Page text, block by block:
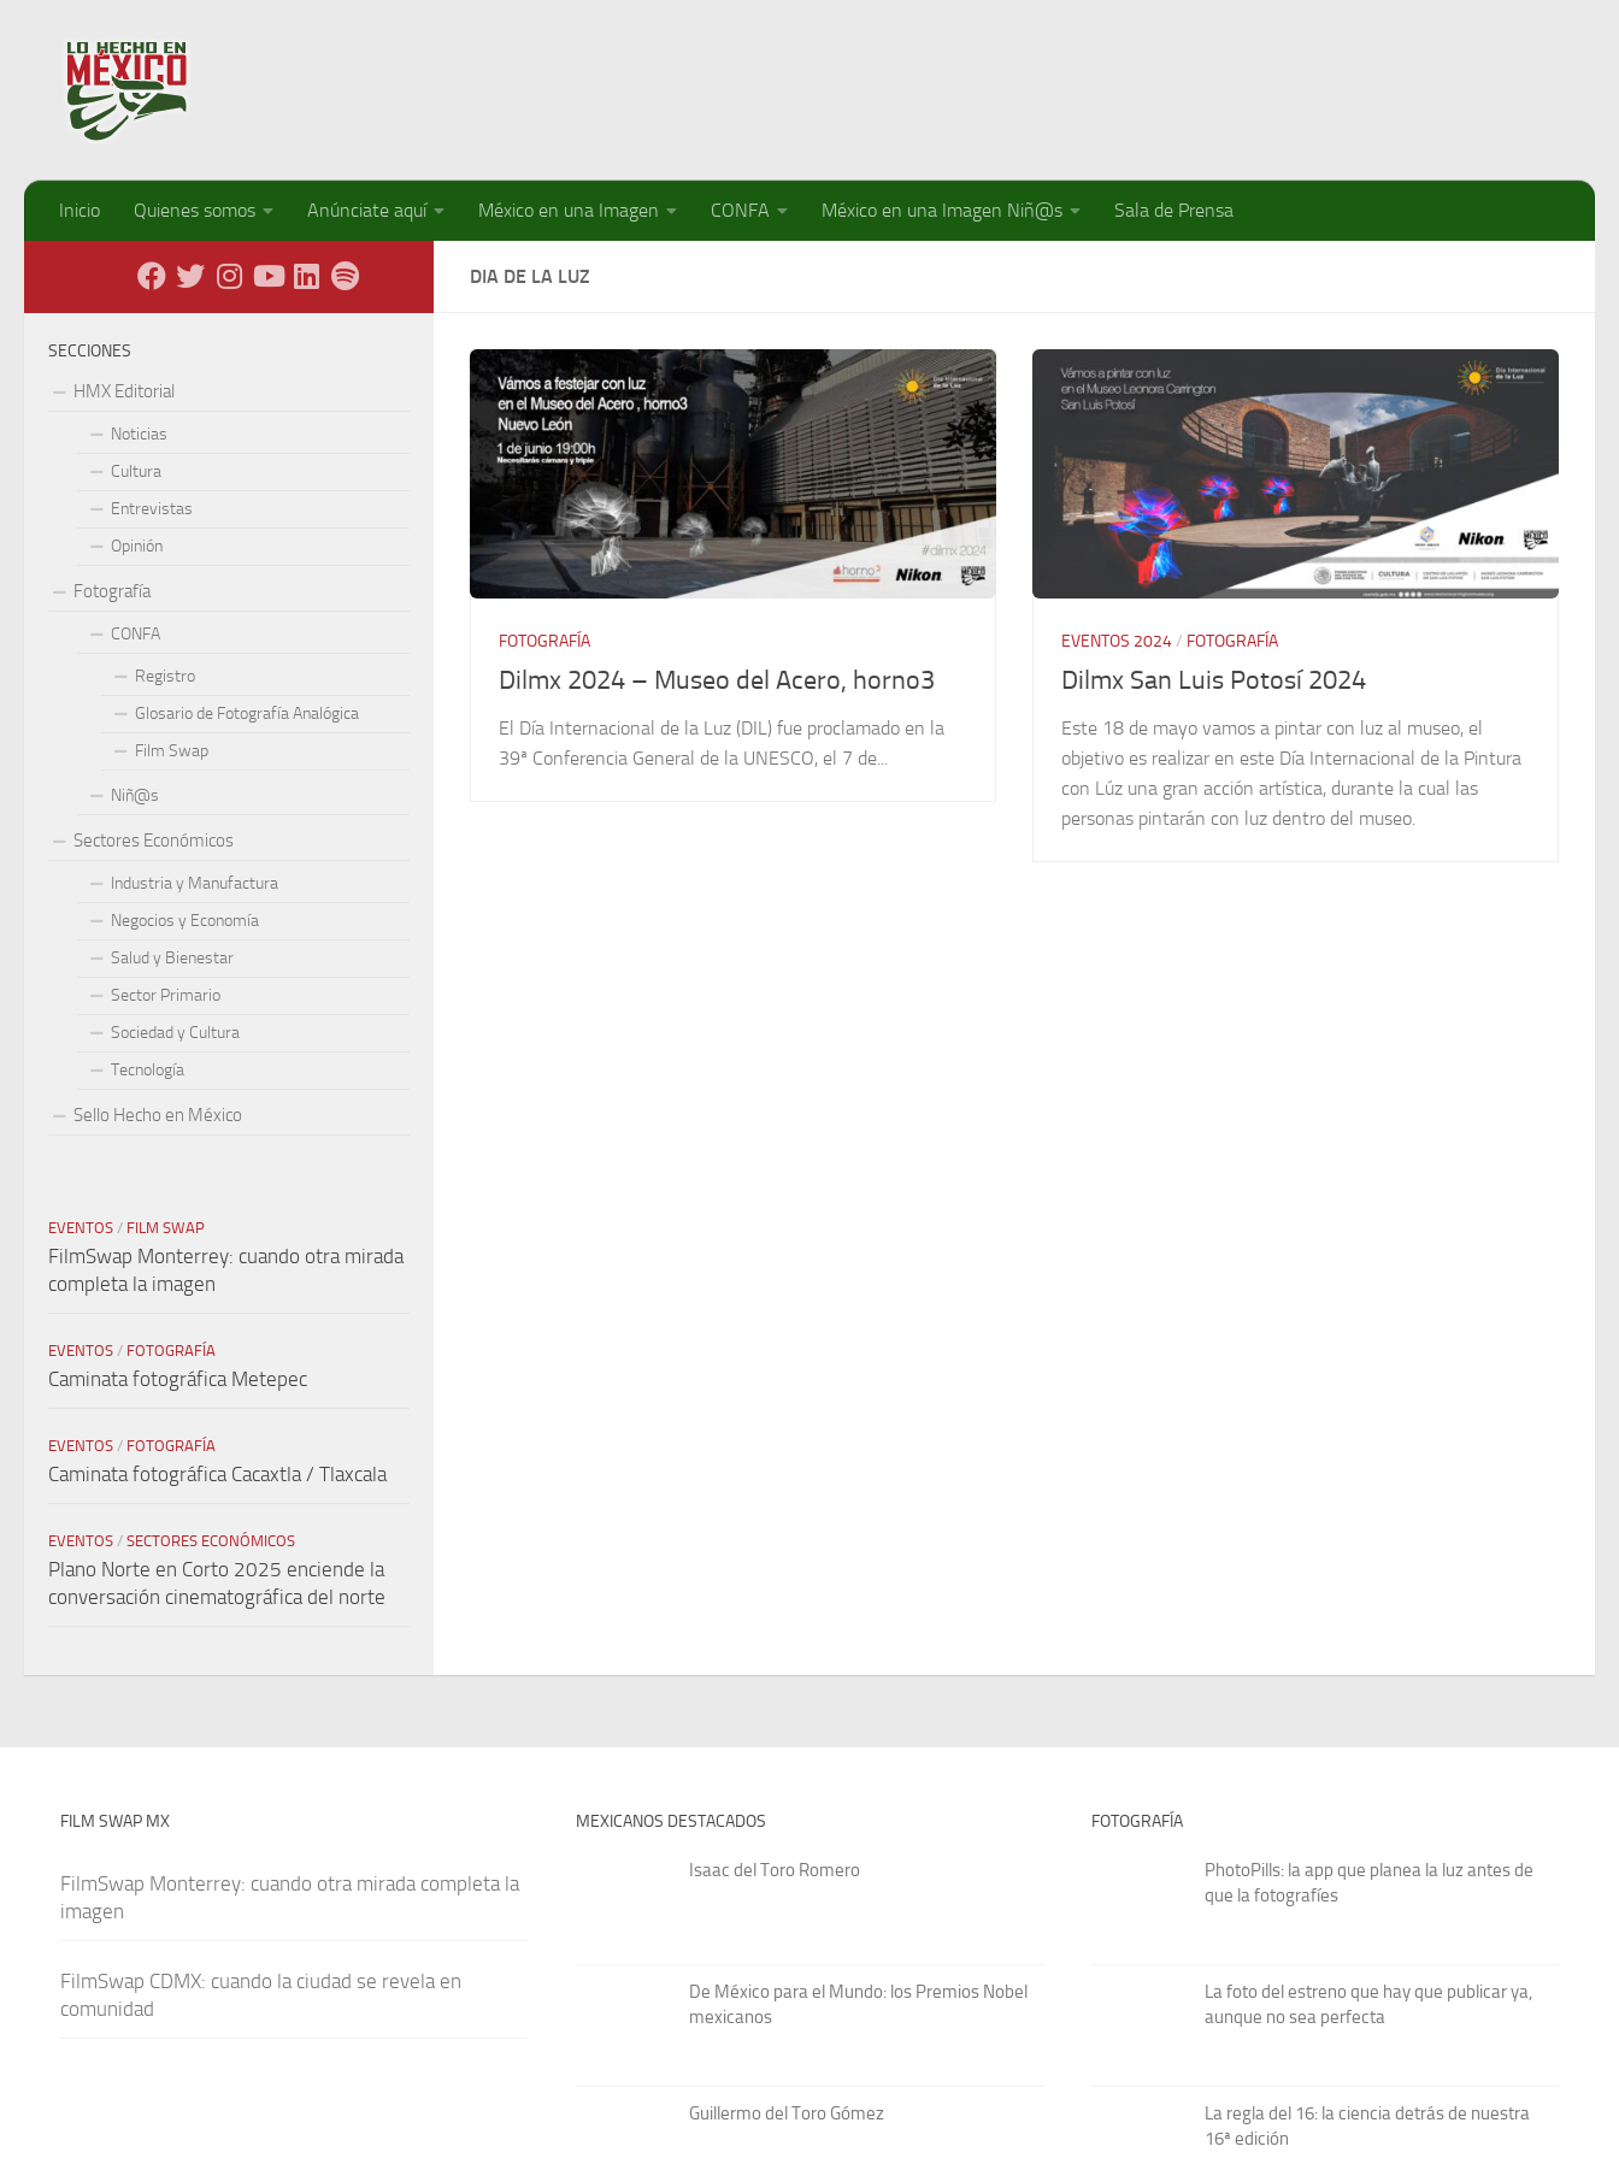
Inicio Quienes somos Anúnciate aquí México en una Imagen CONFA México en una Imagen Niñ@s Sala de Prensa
DIA DE LA LUZ
FOTOGRAFÍA
Dilmx 2024 – Museo del Acero, horno3
El Día Internacional de la Luz (DIL) fue proclamado en la
39ª Conferencia General de la UNESCO, el 7 de...
EVENTOS 2024/ FOTOGRAFÍA
Dilmx San Luis Potosí 2024
Este 18 de mayo vamos a pintar con luz al museo, el
objetivo es realizar en este Día Internacional de la Pintura
con Lúz una gran acción artística, durante la cual las
personas pintarán con luz dentro del museo.
SECCIONES
HMX Editorial
Noticias
Cultura
Entrevistas
Opinión
Fotografía
CONFA
Registro
Glosario de Fotografía Analógica
Film Swap
Niñ@s
Sectores Económicos
Industria y Manufactura
Negocios y Economía
Salud y Bienestar
Sector Primario
Sociedad y Cultura
Tecnología
Sello Hecho en México
EVENTOS / FILM SWAP
FilmSwap Monterrey: cuando otra mirada
completa la imagen
EVENTOS / FOTOGRAFÍA
Caminata fotográfica Metepec
EVENTOS / FOTOGRAFÍA
Caminata fotográfica Cacaxtla / Tlaxcala
EVENTOS / SECTORES ECONÓMICOS
Plano Norte en Corto 2025 enciende la
conversación cinematográfica del norte
FILM SWAP MX
FilmSwap Monterrey: cuando otra mirada completa la
imagen
FilmSwap CDMX: cuando la ciudad se revela en
comunidad
MEXICANOS DESTACADOS
Isaac del Toro Romero
De México para el Mundo: los Premios Nobel
mexicanos
Guillermo del Toro Gómez
FOTOGRAFÍA
PhotoPills: la app que planea la luz antes de
que la fotografíes
La foto del estreno que hay que publicar ya,
aunque no sea perfecta
La regla del 16: la ciencia detrás de nuestra
16ª edición